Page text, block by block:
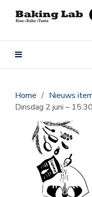
Home / Nieuws
Dinsdag 2 juni –